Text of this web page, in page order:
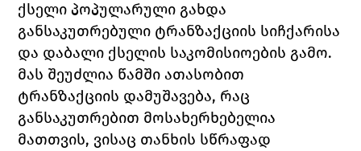
ქსელი პოპულარული გახდა
განსაკუთრებული ტრანზაქციის სიჩქარისა
და დაბალი ქსელის საკომისიოების გამო.
მას შეუძლია წამში ათასობით
ტრანზაქციის დამუშავება, რაც
განსაკუთრებით მოსახერხებელია
მათთვის, ვისაც თანხის სწრაფად